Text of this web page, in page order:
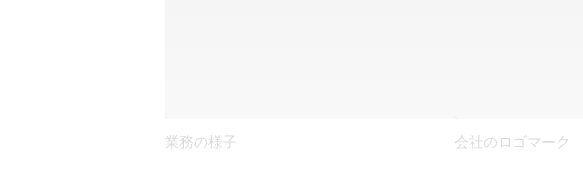
業務の様子 会社のロゴマーク